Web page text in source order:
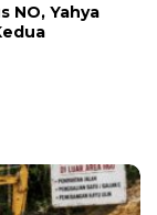
NO, Yahya